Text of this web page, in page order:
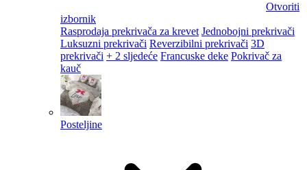
Otvoriti
izbornik
Rasprodaja prekrivača za krevet Jednobojni prekrivači
Luksuzni prekrivači Reverzibilni prekrivači 3D
prekrivači + 2 sljedeće Francuske deke Pokrivač za
kauč
Posteljine